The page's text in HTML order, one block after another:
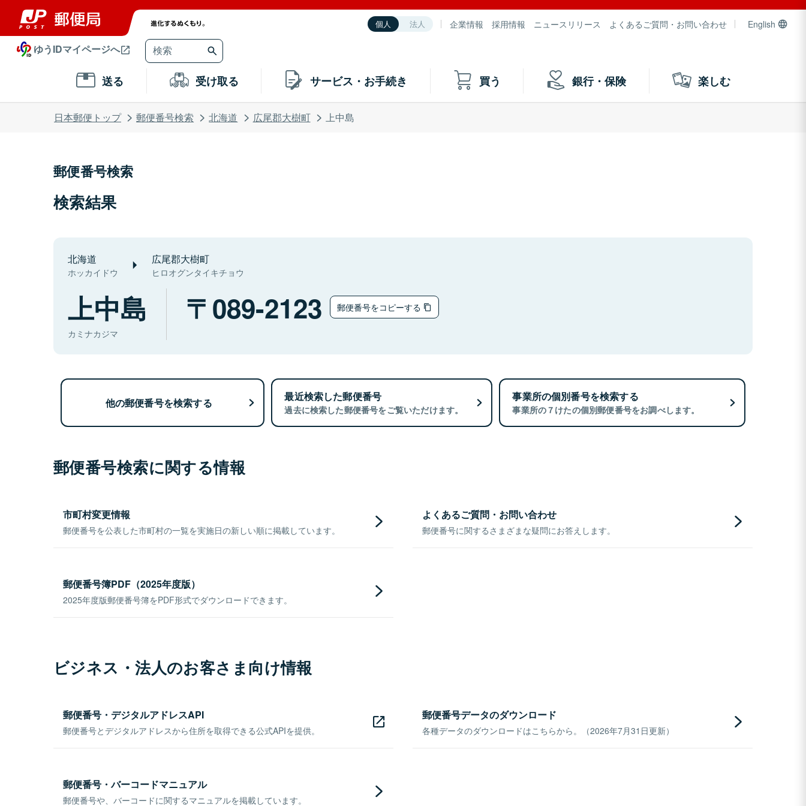
個人 法人 企業情報 採用情報 ニュースリリース よくあるご質問・お問い合わせ English
ゆうIDマイページへ
送る 受け取る サービス・お手続き 買う 銀行・保険 楽しむ
日本郵便トップ 郵便番号検索 北海道 広尾郡大樹町 上中島
郵便番号検索
検索結果
北海道
ホッカイドウ
広尾郡大樹町
ヒロオグンタイキチョウ
上中島
カミナカジマ
089-2123 郵便番号をコピーする
他の郵便番号を検索する 最近検索した郵便番号
過去に検索した郵便番号をご覧いただけます。
事業所の個別番号を検索する
事業所の７けたの個別郵便番号をお調べします。
郵便番号検索に関する情報
市町村変更情報
郵便番号を公表した市町村の一覧を実施日の新しい順に掲載しています。
よくあるご質問・お問い合わせ
郵便番号に関するさまざまな疑問にお答えします。
郵便番号簿PDF（2025年度版）
2025年度版郵便番号簿をPDF形式でダウンロードできます。
ビジネス・法人のお客さま向け情報
郵便番号・デジタルアドレスAPI
郵便番号とデジタルアドレスから住所を取得できる公式APIを提供。
郵便番号データのダウンロード
各種データのダウンロードはこちらから。（2026年7月31日更新）
郵便番号・バーコードマニュアル
郵便番号や、バーコードに関するマニュアルを掲載しています。